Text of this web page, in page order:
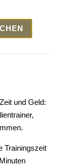
und Geld:
Trainingszeit